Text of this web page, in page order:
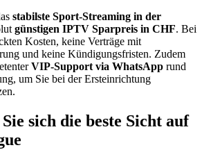
stabilste Sport-Streaming in der
günstigen IPTV Sparpreis in CHF. Bei
Kosten, keine Verträge mit
und keine Kündigungsfristen. Zudem
VIP-Support via WhatsApp rund
um Sie bei der Ersteinrichtung
sich die beste Sicht auf